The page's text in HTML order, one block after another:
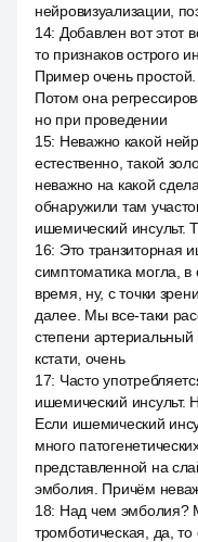
нейровизуализации,
14: Добавлен вот этот
то признаков острого
Пример очень
Потом она
но при проведении
15: Неважно какой
естественно, такой
неважно на какой
обнаружили там
ишемический инсульт.
16: Это транзиторная
симптоматика могла, в
время, ну, с точки
далее. Мы все-таки
степени артериальный
кстати, очень
17: Часто
ишемический инсульт.
Если ишемический
много
представленной на
эмболия. Причём
18: Над чем эмболия?
тромботическая, да,